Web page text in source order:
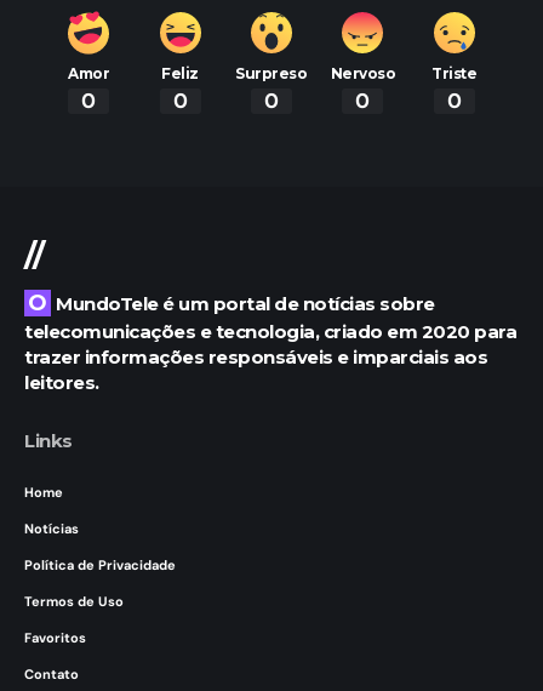
Amor
0
Feliz
0
Surpreso
0
Nervoso
0
Triste
0
//
O MundoTele é um portal de notícias sobre
telecomunicações e tecnologia, criado em 2020 para
trazer informações responsáveis e imparciais aos
leitores.
Links
Home
Notícias
Política de Privacidade
Termos de Uso
Favoritos
Contato